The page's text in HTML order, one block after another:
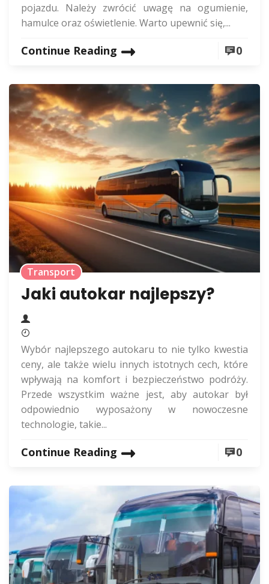
pojazdu. Należy zwrócić uwagę na ogumienie,
hamulce oraz oświetlenie. Warto upewnić się,...
Continue Reading 0
Transport
Jaki autokar najlepszy?
Wybór najlepszego autokaru to nie tylko kwestia
ceny, ale także wielu innych istotnych cech, które
wpływają na komfort i bezpieczeństwo podróży.
Przede wszystkim ważne jest, aby autokar był
odpowiednio wyposażony w nowoczesne
technologie, takie...
Continue Reading 0